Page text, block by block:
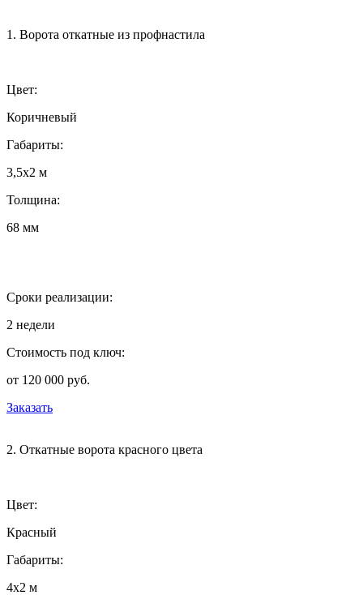
1. Ворота откатные из профнастила
Цвет:
Коричневый
Габариты:
3,5х2 м
Толщина:
68 мм
Сроки реализации:
2 недели
Стоимость под ключ:
от 120 000 руб.
Заказать
2. Откатные ворота красного цвета
Цвет:
Красный
Габариты:
4х2 м